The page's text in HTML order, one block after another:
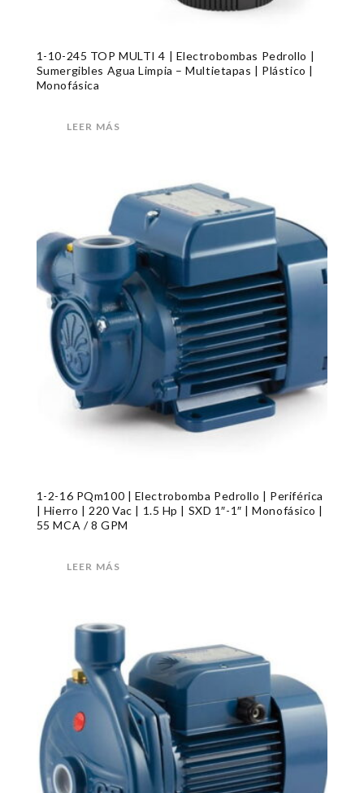
1-10-245 TOP MULTI 4 | Electrobombas Pedrollo |
Sumergibles Agua Limpia – Multietapas | Plástico |
Monofásica
LEER MÁS
1-2-16 PQm100 | Electrobomba Pedrollo | Periférica
| Hierro | 220 Vac | 1.5 Hp | SXD 1″-1″ | Monofásico |
55 MCA / 8 GPM
LEER MÁS